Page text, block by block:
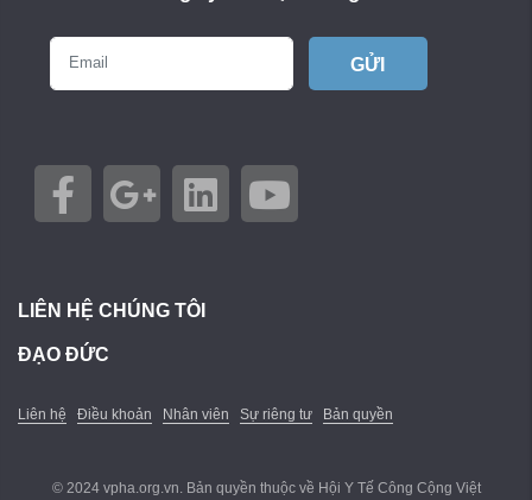
GỬI
LIÊN HỆ CHÚNG TÔI
ĐẠO ĐỨC
Liên hệ Điều khoản Nhân viên Sự riêng tư Bản quyền
© 2024 vpha.org.vn. Bản quyền thuộc về Hội Y Tế Công Cộng Việt